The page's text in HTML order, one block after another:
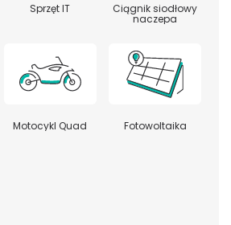
Sprzęt IT Ciągnik siodłowy
naczepa
Motocykl Quad Fotowoltaika